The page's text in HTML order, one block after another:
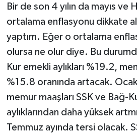
Bir de son 4 yılın da mayıs ve
ortalama enflasyonu dikkate
yaptım. Eğer o ortalama
olursa ne olur diye. Bu
Kur emekli aylıkları %19.2,
%15.8 oranında artacak. Ocak
memur maaşları SSK ve Bağ-
aylıklarından daha yüksek
Temmuz ayında tersi olacak.